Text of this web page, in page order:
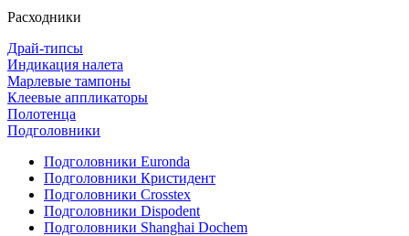
Расходники
Драй-типсы
Индикация налета
Марлевые тампоны
Клеевые аппликаторы
Полотенца
Подголовники
Подголовники Euronda
Подголовники Кристидент
Подголовники Crosstex
Подголовники Dispodent
Подголовники Shanghai Dochem